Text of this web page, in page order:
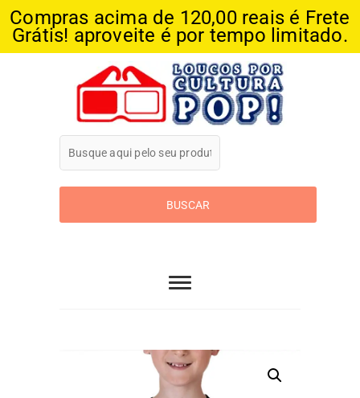
Compras acima de 120,00 reais é Frete
Grátis! aproveite é por tempo limitado.
Loucos Por
Cultura Pop